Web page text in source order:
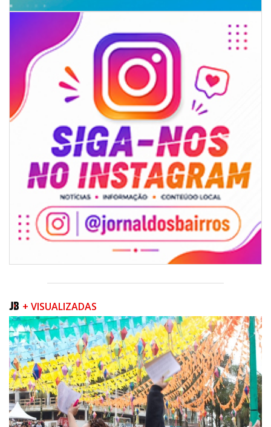
06/08/2026 | 07:00
Secretaria de Cultura retoma oficinas culturais com diversas
modalidades para a comunidade
BALNEÁRIO CAMBORIÚ
06/08/2026 | 07:00
Inscrições para a exploração da gastronomia do 14º Acampamento
Farroupilha estão abertas
CAMBORIÚ
+ VISUALIZADAS